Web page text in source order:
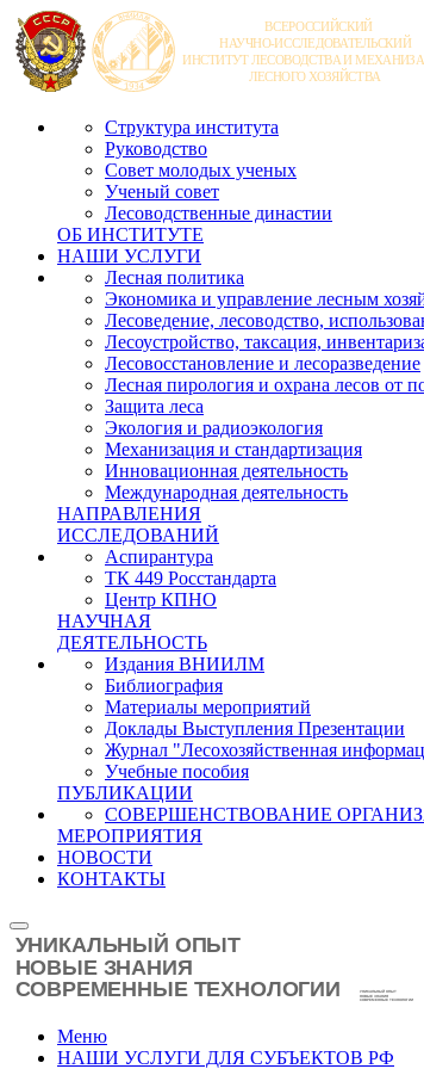
Структура института
Руководство
Совет молодых ученых
Ученый совет
Лесоводственные династии
ОБ ИНСТИТУТЕ
НАШИ УСЛУГИ
Лесная политика
Экономика и управление лесным
Лесоведение, лесоводство,
Лесоустройство, таксация,
Лесовосстановление и лесоразведение
Лесная пирология и охрана лесов от
Защита леса
Экология и радиоэкология
Механизация и стандартизация
Инновационная деятельность
Международная деятельность
НАПРАВЛЕНИЯ
ИССЛЕДОВАНИЙ
Аспирантура
ТК 449 Росстандарта
Центр КПНО
НАУЧНАЯ
ДЕЯТЕЛЬНОСТЬ
Издания ВНИИЛМ
Библиография
Материалы мероприятий
Доклады Выступления Презентации
Журнал "Лесохозяйственная
Учебные пособия
ПУБЛИКАЦИИ
СОВЕРШЕНСТВОВАНИЕ
МЕРОПРИЯТИЯ
НОВОСТИ
КОНТАКТЫ
Меню
НАШИ УСЛУГИ ДЛЯ СУБЪЕКТОВ РФ